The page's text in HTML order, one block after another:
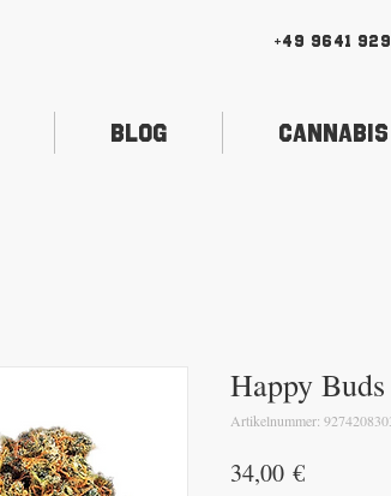
+49 9641
Blog
Happy
Artikelnummer:
34,00 €Preis